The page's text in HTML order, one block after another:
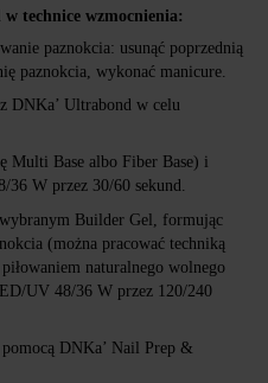
technice wzmocnienia:
paznokcia: usunąć poprzednią
paznokcia, wykonać manicure.
DNKa’ Ultrabond w celu
Multi Base albo Fiber Base) i
W przez 30/60 sekund.
Builder Gel, formując
(można pracować techniką
naturalnego wolnego
UV 48/36 W przez 120/240
DNKa’ Nail Prep &